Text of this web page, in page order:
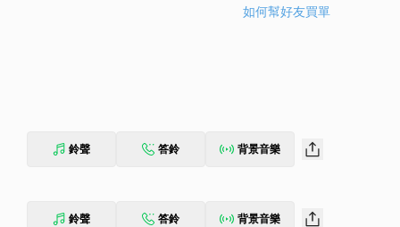
如何幫好友買單
鈴聲 答鈴 背景音樂
鈴聲 答鈴 背景音樂